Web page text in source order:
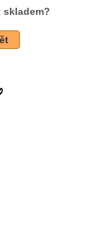
skladem?